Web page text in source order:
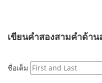
เขียนคำสองสามคำด้าน
ชื่อเต็ม